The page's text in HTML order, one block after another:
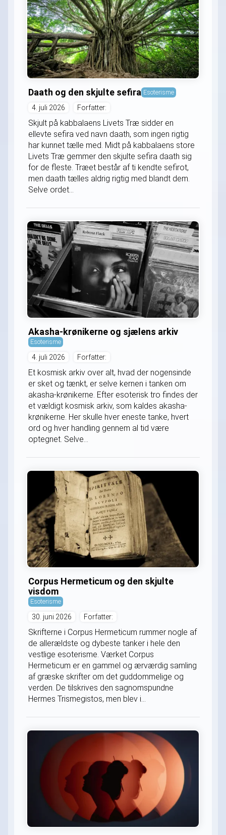
Daath og den skjulte sefira Esoterisme
4. juli 2026 Forfatter:
Skjult på kabbalaens Livets Træ sidder en
ellevte sefira ved navn daath, som ingen rigtig
har kunnet tælle med. Midt på kabbalaens store
Livets Træ gemmer den skjulte sefira daath sig
for de fleste. Træet består af ti kendte sefirot,
men daath tælles aldrig rigtig med blandt dem.
Selve ordet...
Akasha-krønikerne og sjælens arkiv
Esoterisme
4. juli 2026 Forfatter:
Et kosmisk arkiv over alt, hvad der nogensinde
er sket og tænkt, er selve kernen i tanken om
akasha-krønikerne. Efter esoterisk tro findes der
et vældigt kosmisk arkiv, som kaldes akasha-
krønikerne. Her skulle hver eneste tanke, hvert
ord og hver handling gennem al tid være
optegnet. Selve...
Corpus Hermeticum og den skjulte
visdom
Esoterisme
30. juni 2026 Forfatter:
Skrifterne i Corpus Hermeticum rummer nogle af
de allerældste og dybeste tanker i hele den
vestlige esoterisme. Værket Corpus
Hermeticum er en gammel og ærværdig samling
af græske skrifter om det guddommelige og
verden. De tilskrives den sagnomspundne
Hermes Trismegistos, men blev i...